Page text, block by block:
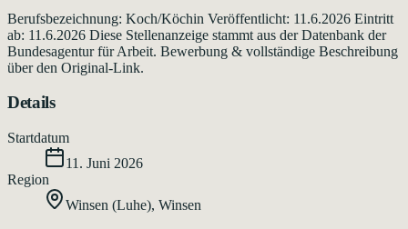
Berufsbezeichnung: Koch/Köchin Veröffentlicht: 11.6.2026 Eintritt
ab: 11.6.2026 Diese Stellenanzeige stammt aus der Datenbank der
Bundesagentur für Arbeit. Bewerbung & vollständige Beschreibung
über den Original-Link.
Details
Startdatum
11. Juni 2026
Region
Winsen (Luhe), Winsen